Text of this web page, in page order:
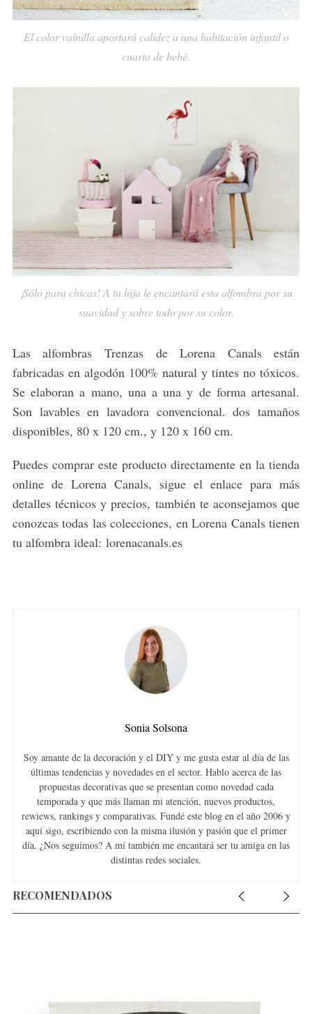
El color vainilla aportará calidez a una habitación infantil o
cuarto de bebé.
¡Sólo para chicas! A tu hija le encantará esta alfombra por su
suavidad y sobre todo por su color.
Las alfombras Trenzas de Lorena Canals están
fabricadas en algodón 100% natural y tintes no tóxicos.
Se elaboran a mano, una a una y de forma artesanal.
Son lavables en lavadora convencional. dos tamaños
disponibles, 80 x 120 cm., y 120 x 160 cm.
Puedes comprar este producto directamente en la tienda
online de Lorena Canals, sigue el enlace para más
detalles técnicos y precios, también te aconsejamos que
conozcas todas las colecciones, en Lorena Canals tienen
tu alfombra ideal: lorenacanals.es
Sonia Solsona
Soy amante de la decoración y el DIY y me gusta estar al día de las
últimas tendencias y novedades en el sector. Hablo acerca de las
propuestas decorativas que se presentan como novedad cada
temporada y que más llaman mi atención, nuevos productos,
rewiews, rankings y comparativas. Fundé este blog en el año 2006 y
aquí sigo, escribiendo con la misma ilusión y pasión que el primer
día. ¿Nos seguimos? A mí también me encantará ser tu amiga en las
distintas redes sociales.
RECOMENDADOS